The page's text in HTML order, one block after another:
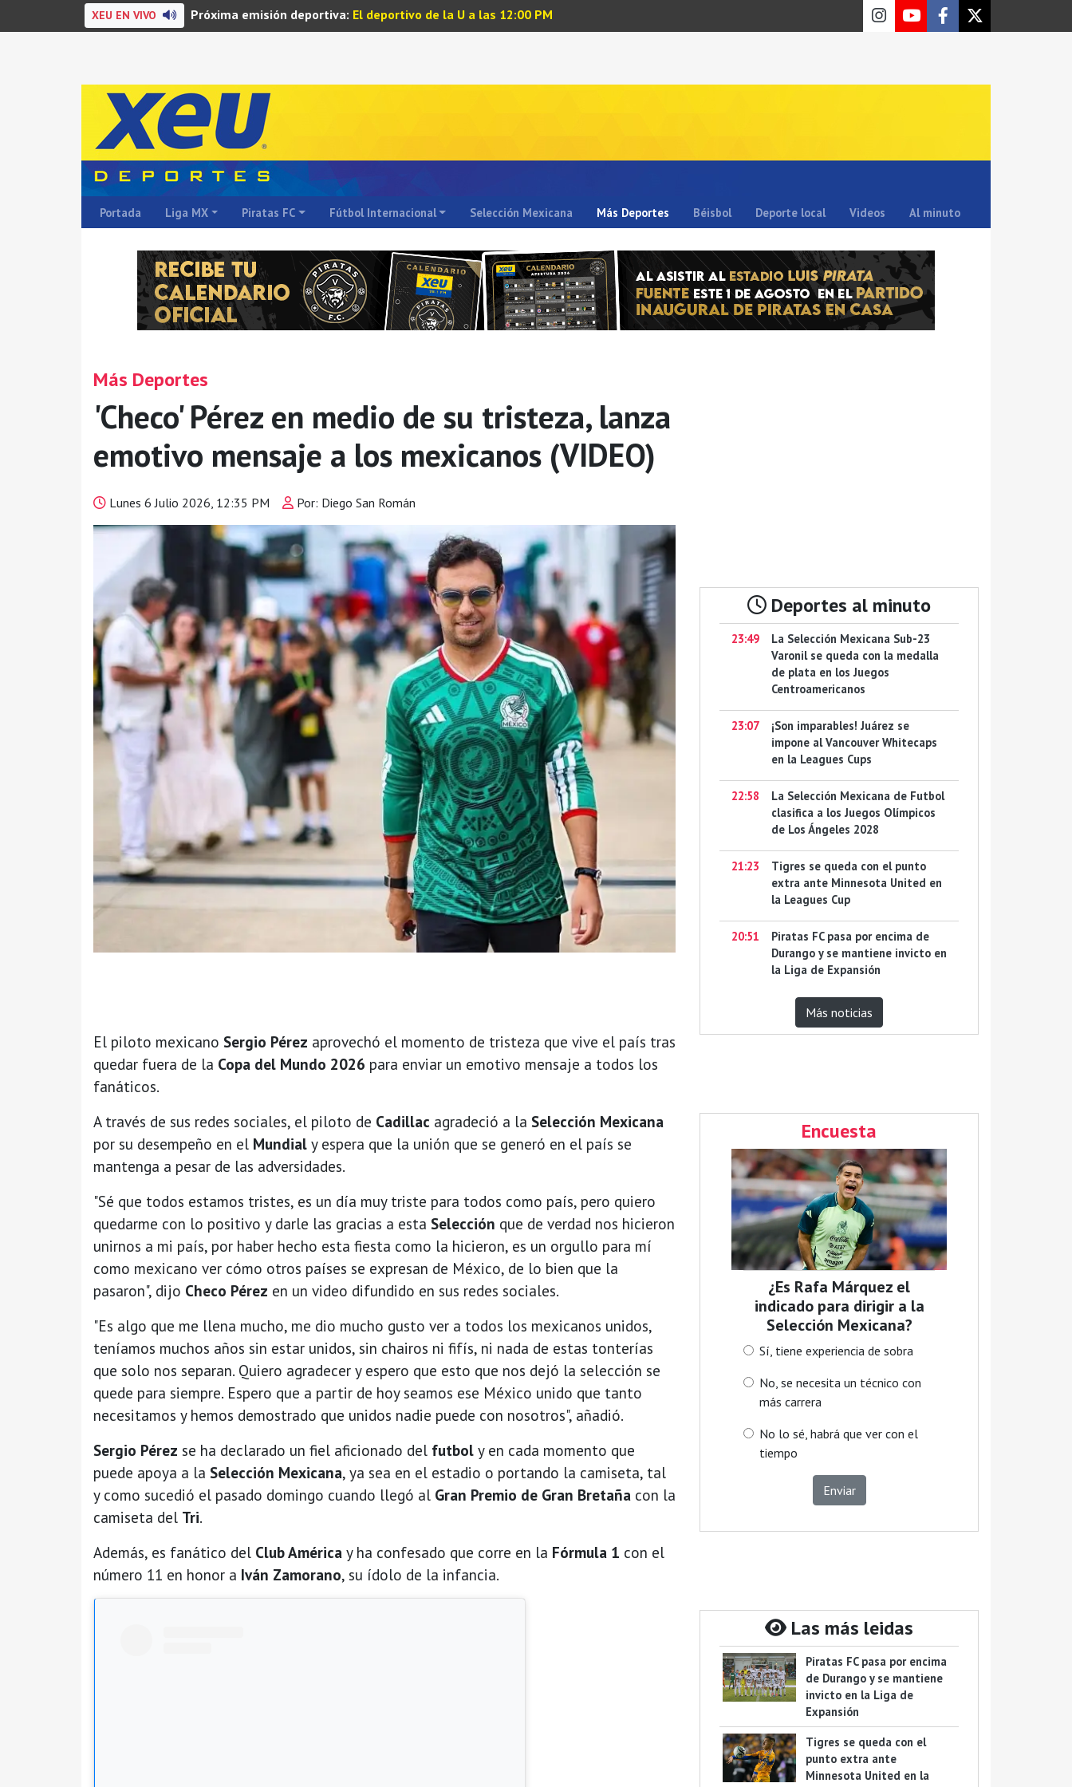
XEU EN VIVO Próxima emisión deportiva: El deportivo de la U a las 12:00 PM
Portada Liga MX Piratas FC Fútbol Internacional Selección Mexicana Más Deportes Béisbol Deporte local Videos Al minuto
Más Deportes
'Checo' Pérez en medio de su tristeza, lanza
emotivo mensaje a los mexicanos (VIDEO)
Lunes 6 Julio 2026, 12:35 PM Por: Diego San Román
El piloto mexicano Sergio Pérez aprovechó el momento de tristeza que vive el país tras
quedar fuera de la Copa del Mundo 2026 para enviar un emotivo mensaje a todos los
fanáticos.
A través de sus redes sociales, el piloto de Cadillac agradeció a la Selección Mexicana
por su desempeño en el Mundial y espera que la unión que se generó en el país se
mantenga a pesar de las adversidades.
"Sé que todos estamos tristes, es un día muy triste para todos como país, pero quiero
quedarme con lo positivo y darle las gracias a esta Selección que de verdad nos hicieron
unirnos a mi país, por haber hecho esta fiesta como la hicieron, es un orgullo para mí
como mexicano ver cómo otros países se expresan de México, de lo bien que la
pasaron", dijo Checo Pérez en un video difundido en sus redes sociales.
"Es algo que me llena mucho, me dio mucho gusto ver a todos los mexicanos unidos,
teníamos muchos años sin estar unidos, sin chairos ni fifís, ni nada de estas tonterías
que solo nos separan. Quiero agradecer y espero que esto que nos dejó la selección se
quede para siempre. Espero que a partir de hoy seamos ese México unido que tanto
necesitamos y hemos demostrado que unidos nadie puede con nosotros", añadió.
Sergio Pérez se ha declarado un fiel aficionado del futbol y en cada momento que
puede apoya a la Selección Mexicana, ya sea en el estadio o portando la camiseta, tal
y como sucedió el pasado domingo cuando llegó al Gran Premio de Gran Bretaña con la
camiseta del Tri.
Además, es fanático del Club América y ha confesado que corre en la Fórmula 1 con el
número 11 en honor a Iván Zamorano, su ídolo de la infancia.
Deportes al minuto
23:49
La Selección Mexicana Sub-23
Varonil se queda con la medalla
de plata en los Juegos
Centroamericanos
23:07
¡Son imparables! Juárez se
impone al Vancouver Whitecaps
en la Leagues Cups
22:58
La Selección Mexicana de Futbol
clasifica a los Juegos Olímpicos
de Los Ángeles 2028
21:23
Tigres se queda con el punto
extra ante Minnesota United en
la Leagues Cup
20:51
Piratas FC pasa por encima de
Durango y se mantiene invicto en
la Liga de Expansión
Más noticias
Encuesta
¿Es Rafa Márquez el
indicado para dirigir a la
Selección Mexicana?
Sí, tiene experiencia de sobra
No, se necesita un técnico con
más carrera
No lo sé, habrá que ver con el
tiempo
Enviar
Las más leidas
Piratas FC pasa por encima
de Durango y se mantiene
invicto en la Liga de
Expansión
Tigres se queda con el
punto extra ante
Minnesota United en la